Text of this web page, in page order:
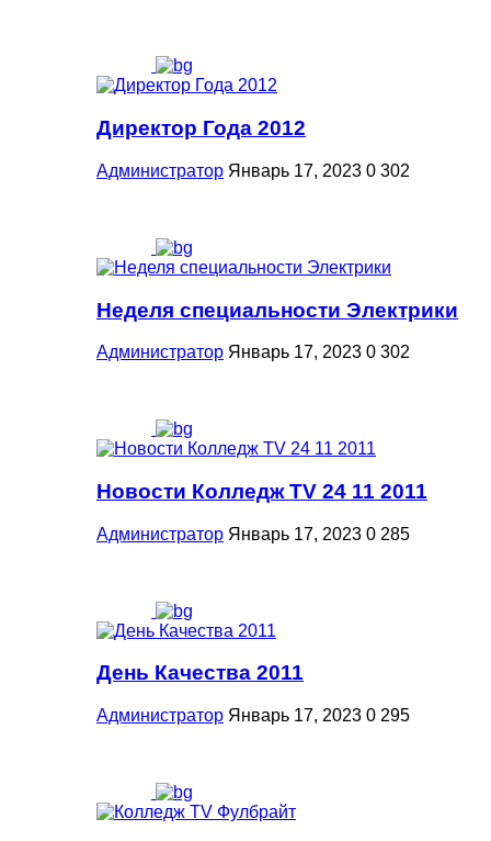
Директор Года 2012
Администратор Январь 17, 2023 0 302
Неделя специальности Электрики
Администратор Январь 17, 2023 0 302
Новости Колледж TV 24 11 2011
Администратор Январь 17, 2023 0 285
День Качества 2011
Администратор Январь 17, 2023 0 295